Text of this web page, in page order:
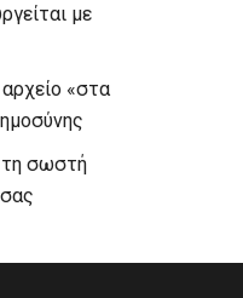
με
«στα
τη σωστή